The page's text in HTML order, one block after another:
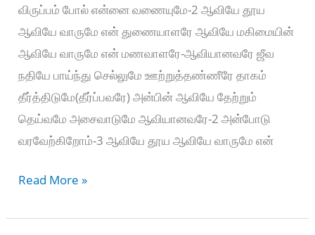
விருப்பம் போல் என்னை வணையுமே-2 ஆவியே தூய
ஆவியே வாருமே என் துணையாளரே ஆவியே மகிமையின்
ஆவியே வாருமே என் மணவாளரே-ஆவியானவரே ஜீவ
நதியே பாய்ந்து செல்லுமே ஊற்றுத்தண்ணீரே தாகம்
தீர்த்திடுமே(தீர்ப்பவரே) அன்பின் ஆவியே தேற்றும்
தெய்வமே அசைவாடுமே ஆவியானவரே-2 அன்போடு
வரவேற்கிறோம்-3 ஆவியே தூய ஆவியே வாருமே என்
ஆவியானவரே
Aviyanavare
Read More »